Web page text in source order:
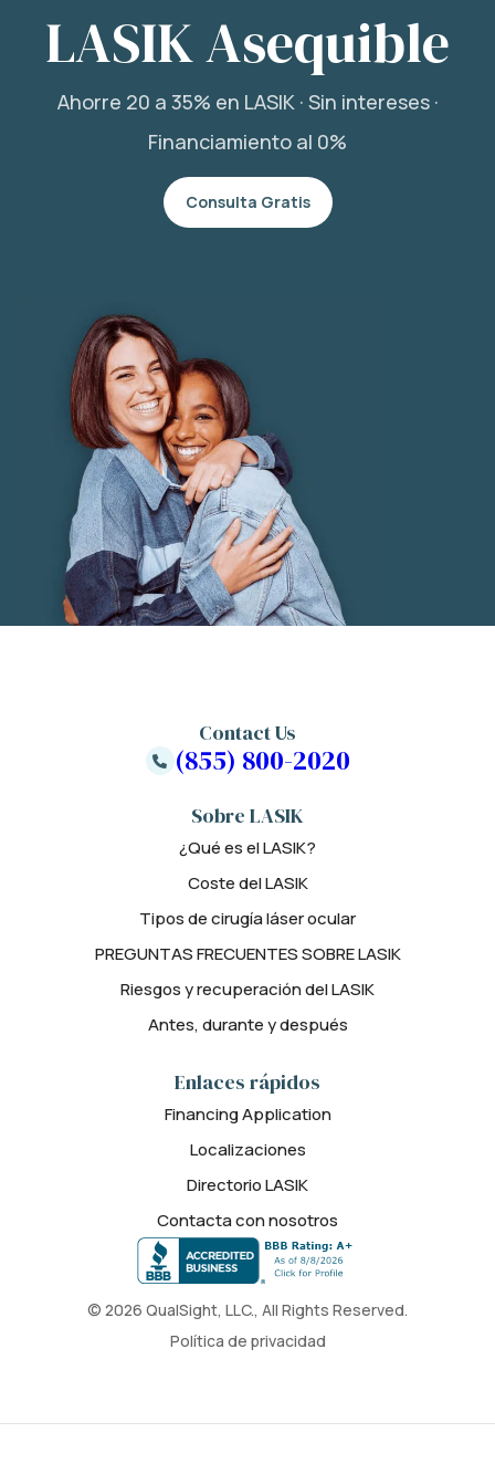
LASIK Asequible
Ahorre 20 a 35% en LASIK · Sin intereses ·
Financiamiento al 0%
Consulta Gratis
© 2026 QualSight, LLC., All Rights Reserved.
Política de privacidad
Sobre LASIK
¿Qué es el LASIK?
Coste del LASIK
Tipos de cirugía láser ocular
PREGUNTAS FRECUENTES SOBRE LASIK
Riesgos y recuperación del LASIK
Antes, durante y después
Enlaces rápidos
Financing Application
Localizaciones
Directorio LASIK
Contacta con nosotros
Contact Us
(855) 800-2020